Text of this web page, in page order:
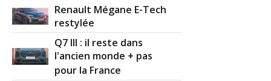
Renault Mégane E-Tech
restylée
Q7 III : il reste dans
l'ancien monde + pas
pour la France